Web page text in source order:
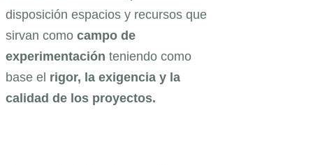
disposición espacios y recursos que
sirvan como campo de
experimentación teniendo como
base el rigor, la exigencia y la
calidad de los proyectos.